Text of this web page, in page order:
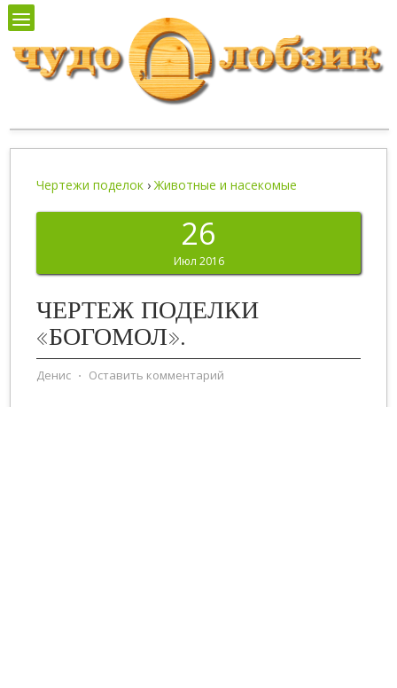
Чертежи поделок ›Животные и насекомые
26
Июл 2016
ЧЕРТЕЖ ПОДЕЛКИ
«БОГОМОЛ».
Денис ⋅ Оставить комментарий